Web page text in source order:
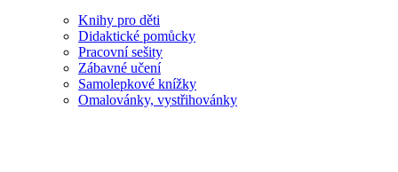
Knihy pro děti
Didaktické pomůcky
Pracovní sešity
Zábavné učení
Samolepkové knížky
Omalovánky, vystřihovánky